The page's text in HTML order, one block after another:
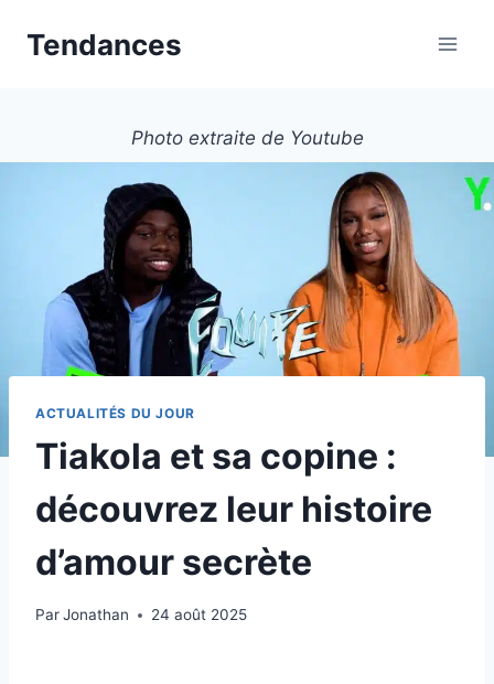
Tendances
Photo extraite de Youtube
ACTUALITÉS DU JOUR
Tiakola et sa copine :
découvrez leur histoire
d’amour secrète
ParJonathan 24 août 2025